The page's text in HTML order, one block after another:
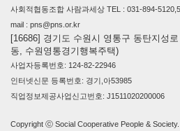
사회적협동조합 사람과세상 TEL : 031-894-
mail : pns@pns.or.kr
[16686] 경기도 수원시 영통구 동탄지성
동, 수원영통경기행복주택)
사업자등록번호: 124-82-22946
인터넷신문 등록번호: 경기,아53985
직업정보제공사업신고번호: J1511020200006
Copyright ⓒ Social Cooperative People & Society.